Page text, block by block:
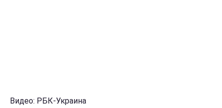
Видео: РБК-Украина